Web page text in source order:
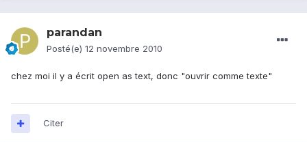
parandan
Posté(e) 12 novembre 2010
chez moi il y a écrit open as text, donc "ouvrir comme texte"
Citer